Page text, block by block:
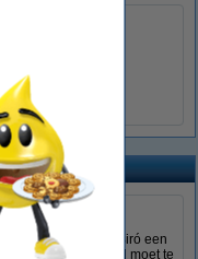
beste prijs.
journalist Lászlo Biró een
hij steeds bijgevuld moet te